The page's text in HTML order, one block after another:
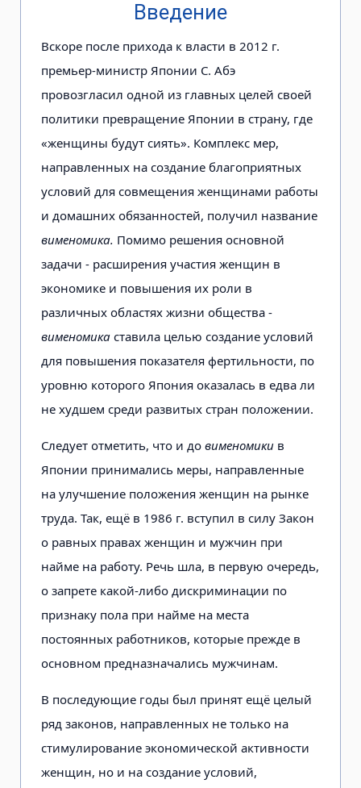
Введение
Вскоре после прихода к власти в 2012 г.
премьер-министр Японии С. Абэ
провозгласил одной из главных целей своей
политики превращение Японии в страну, где
«женщины будут сиять». Комплекс мер,
направленных на создание благоприятных
условий для совмещения женщинами работы
и домашних обязанностей, получил название
вименомика. Помимо решения основной
задачи - расширения участия женщин в
экономике и повышения их роли в
различных областях жизни общества -
вименомика ставила целью создание условий
для повышения показателя фертильности, по
уровню которого Япония оказалась в едва ли
не худшем среди развитых стран положении.
Следует отметить, что и до вименомики в
Японии принимались меры, направленные
на улучшение положения женщин на рынке
труда. Так, ещё в 1986 г. вступил в силу Закон
о равных правах женщин и мужчин при
найме на работу. Речь шла, в первую очередь,
о запрете какой-либо дискриминации по
признаку пола при найме на места
постоянных работников, которые прежде в
основном предназначались мужчинам.
В последующие годы был принят ещё целый
ряд законов, направленных не только на
стимулирование экономической активности
женщин, но и на создание условий,